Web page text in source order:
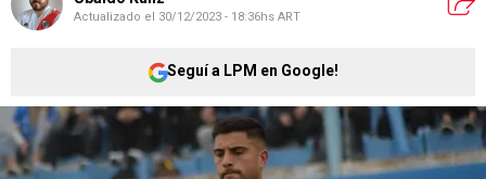
Actualizado el 30/12/2023 - 18:36hs ART
Seguí a LPM en Google!